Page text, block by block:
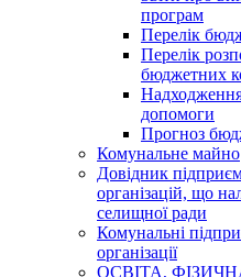
програм
Перелік
Перелік
бюджетних
Надходження
допомоги
Прогноз
Комунальне майно
Довідник
організацій, що
селищної ради
Комунальні
організації
ОСВІТА,